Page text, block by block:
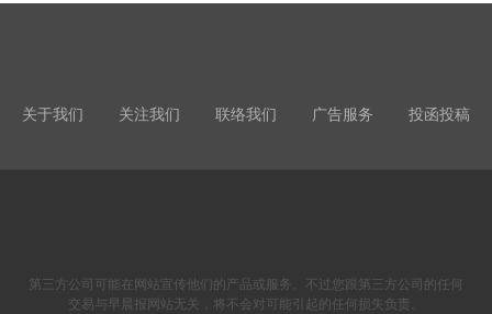
关于我们 关注我们 联络我们 广告服务 投函投稿
第三方公司可能在网站宣传他们的产品或服务。不过您跟第三方公司的任何
交易与早晨报网站无关，将不会对可能引起的任何损失负责。